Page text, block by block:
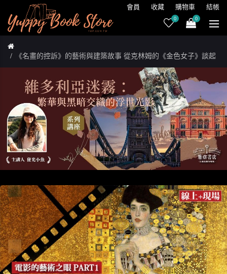
會員 收藏 購物車 結帳
0 0
《名畫的控訴》的藝術與建築故事 從克林姆的《金色女子》談起